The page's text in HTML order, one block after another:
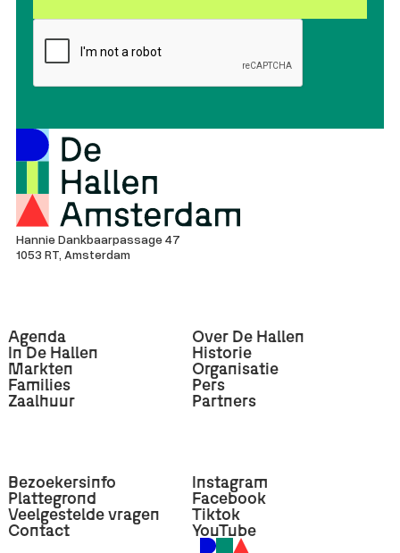
Hannie Dankbaarpassage 47
1053 RT, Amsterdam
Agenda
In De Hallen
Markten
Families
Zaalhuur
Over De Hallen
Historie
Organisatie
Pers
Partners
Bezoekersinfo
Plattegrond
Veelgestelde vragen
Contact
Instagram
Facebook
Tiktok
YouTube